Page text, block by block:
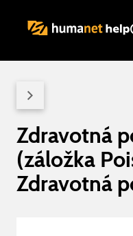
Zdravotná
(záložka
Zdravotná